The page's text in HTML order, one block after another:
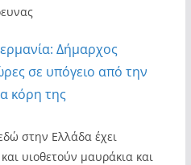
Δήμαρχος
σε υπόγειο από την
κόρη της
στην Ελλάδα έχει
υιοθετούν μαυράκια και